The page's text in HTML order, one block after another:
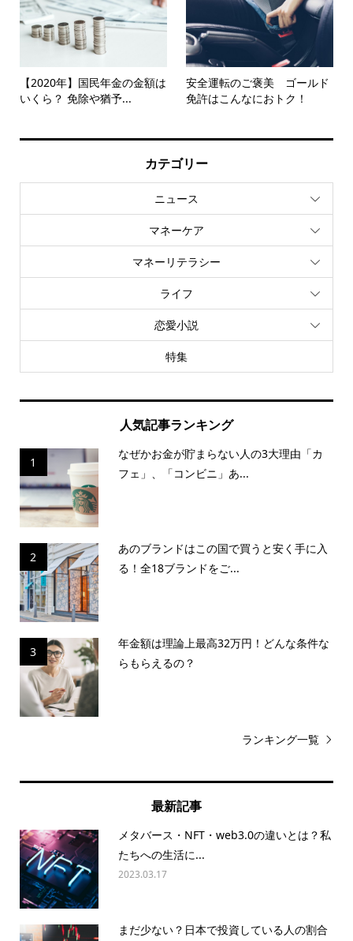
【2020年】国民年金の金額は
いくら？ 免除や猶予...
安全運転のご褒美 ゴールド
免許はこんなにおトク！
カテゴリー
ニュース
マネーケア
マネーリテラシー
ライフ
恋愛小説
特集
人気記事ランキング
1
なぜかお金が貯まらない人の3大理由「カ
フェ」、「コンビニ」あ...
2
あのブランドはこの国で買うと安く手に入
る！全18ブランドをご...
3
年金額は理論上最高32万円！どんな条件な
らもらえるの？
ランキング一覧
最新記事
メタバース・NFT・web3.0の違いとは？私
たちへの生活に...
2023.03.17
まだ少ない？日本で投資している人の割合